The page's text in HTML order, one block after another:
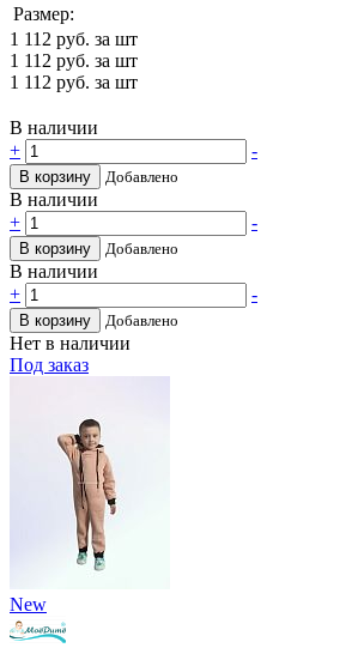
Размер:
1 112 руб. за шт
1 112 руб. за шт
1 112 руб. за шт
В наличии
+
-
В корзину Добавлено
В наличии
+
-
В корзину Добавлено
В наличии
+
-
В корзину Добавлено
Нет в наличии
Под заказ
New